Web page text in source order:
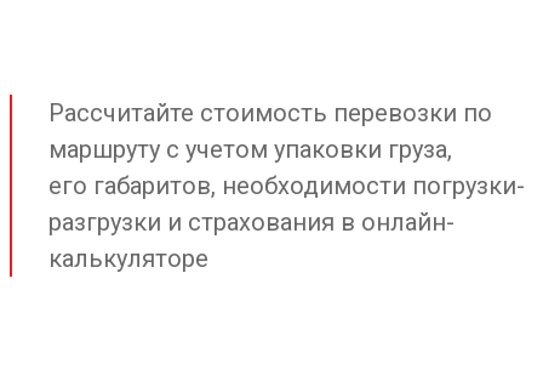
Рассчитайте стоимость перевозки по
маршруту с учетом упаковки груза,
его габаритов, необходимости погрузки-
разгрузки и страхования в онлайн-
калькуляторе